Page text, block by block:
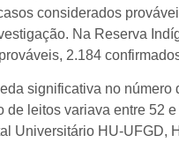
considerados
Na Reserva
2.184
significativa no
de leitos variava entre 52
Universitário HU-UFGD,